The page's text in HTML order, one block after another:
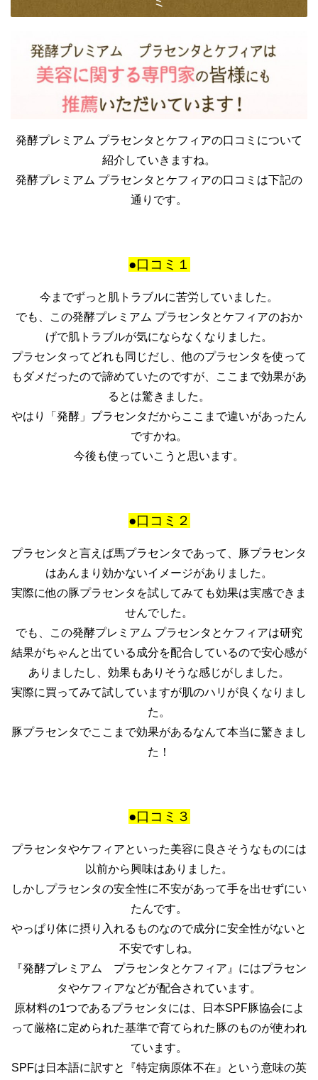
発酵プレミアム プラセンタとケフィアの口コミについて
紹介していきますね。
発酵プレミアム プラセンタとケフィアの口コミは下記の
通りです。
●口コミ１
今までずっと肌トラブルに苦労していました。
でも、この発酵プレミアム プラセンタとケフィアのおか
げで肌トラブルが気にならなくなりました。
プラセンタってどれも同じだし、他のプラセンタを使って
もダメだったので諦めていたのですが、ここまで効果があ
るとは驚きました。
やはり「発酵」プラセンタだからここまで違いがあったん
ですかね。
今後も使っていこうと思います。
●口コミ２
プラセンタと言えば馬プラセンタであって、豚プラセンタ
はあんまり効かないイメージがありました。
実際に他の豚プラセンタを試してみても効果は実感できま
せんでした。
でも、この発酵プレミアム プラセンタとケフィアは研究
結果がちゃんと出ている成分を配合しているので安心感が
ありましたし、効果もありそうな感じがしました。
実際に買ってみて試していますが肌のハリが良くなりまし
た。
豚プラセンタでここまで効果があるなんて本当に驚きまし
た！
●口コミ３
プラセンタやケフィアといった美容に良さそうなものには
以前から興味はありました。
しかしプラセンタの安全性に不安があって手を出せずにい
たんです。
やっぱり体に摂り入れるものなので成分に安全性がないと
不安ですしね。
『発酵プレミアム プラセンタとケフィア』にはプラセン
タやケフィアなどが配合されています。
原材料の1つであるプラセンタには、日本SPF豚協会によ
って厳格に定められた基準で育てられた豚のものが使われ
ています。
SPFは日本語に訳すと『特定病原体不在』という意味の英